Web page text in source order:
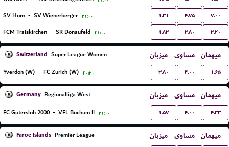
SV Horn - SV Wienerberger ۲۱:۰۰ ۱.۳۱ ۴.۷۵ ۷.۰۰
FCM Traiskirchen - SR Donaufeld ۲۱:۰۰ ۱.۸۳ ۳.۸۰ ۳.۲۰
Switzerland Super League Women میزبان مساوی میهمان
Yverdon (W) - FC Zurich (W) ۲۰:۳۰ ۳.۸۰ ۴.۰۰ ۱.۶۵
Germany Regionalliga West میزبان مساوی میهمان
FC Gutersloh 2000 - VFL Bochum II ۲۱:۰۰ ۱.۵۷ ۴.۰۰ ۴.۳۳
Faroe Islands Premier League میزبان مساوی میهمان